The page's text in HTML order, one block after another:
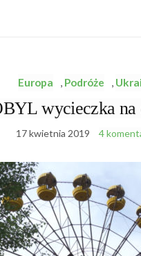
Europa , Podróże ,
wycieczka na
17 kwietnia 2019 4